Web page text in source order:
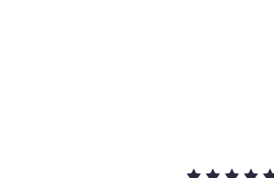
ger extra trygghet, så att du kan njuta av